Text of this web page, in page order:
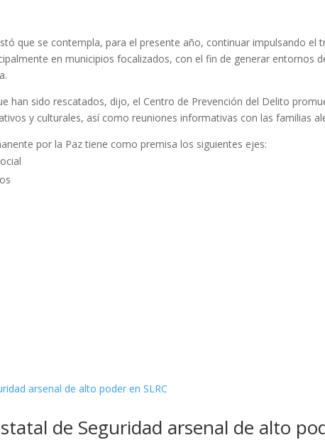
que se contempla, para el presente año, continuar impulsando el
en municipios focalizados, con el fin de generar entornos
han sido rescatados, dijo, el Centro de Prevención del Delito
y culturales, así como reuniones informativas con las familias
por la Paz tiene como premisa los siguientes ejes:
de Seguridad arsenal de alto